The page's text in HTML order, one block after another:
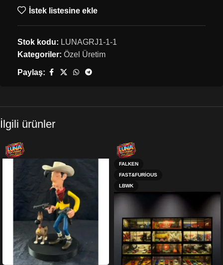
İstek listesine ekle
Stok kodu: LUNAGRJ1-1-1
Kategoriler: Özel Üretim
Paylaş:
İlgili ürünler
FALKEN
FAST&FURIOUS
LBWK